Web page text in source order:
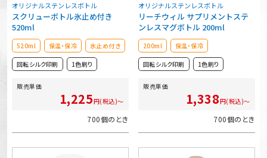
オリジナルステンレスボトル
スクリューボトル氷止め付き
520ml
520ml 保温・保冷 氷止め付き
回転シルク印刷 1色刷り
販売単価
1,225円(税込)～
700個のとき
オリジナルステンレスボトル
リーチウィル サプリメントステ
ンレスマグボトル 200ml
200ml 保温・保冷
回転シルク印刷 1色刷り
販売単価
1,338円(税込)～
700個のとき